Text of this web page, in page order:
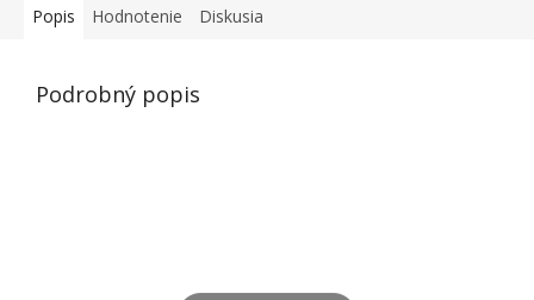
Popis Hodnotenie Diskusia
Podrobný popis